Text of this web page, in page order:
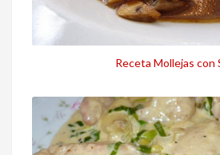
Receta Mollejas con